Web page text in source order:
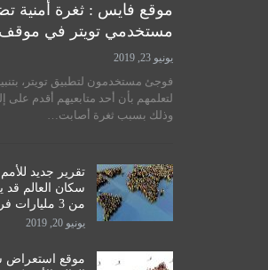
موقع فايس : ثغرة أمنية
مستخدمي تويتر في
يونيو 23, 2019
فوجئ مستخدمون لتطبيق تويتر،
لتعلمهم بأن أحد متابعيهم أقدم على
وذلك بسبب ثغرة أصابت…
تقرير جديد
سكان العالم قد
من 3 مليارات فرد…
يونيو 20, 2019
موقع استعراض
سماحة المرجع الكبير
الحكيم يستقبل طلبة
الحكمة للدراسات